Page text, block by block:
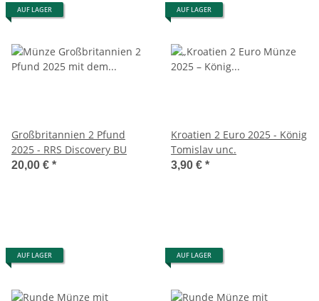
AUF LAGER
Großbritannien 2 Pfund
2025 - RRS Discovery BU
20,00 € *
AUF LAGER
Kroatien 2 Euro 2025 - König
Tomislav unc.
3,90 € *
AUF LAGER AUF LAGER